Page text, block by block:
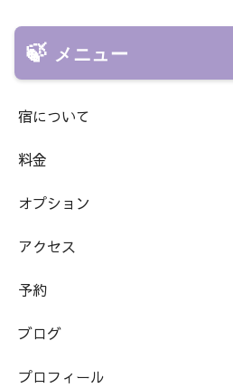
メニュー
宿について
料金
オプション
アクセス
予約
ブログ
プロフィール